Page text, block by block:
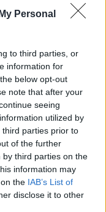
Personal
to third parties, or
information for
below opt-out
note that after your
seeing
utilized by
parties prior to
of the further
third parties on the
information may
the IAB’s List of
disclose it to other
Môj dom